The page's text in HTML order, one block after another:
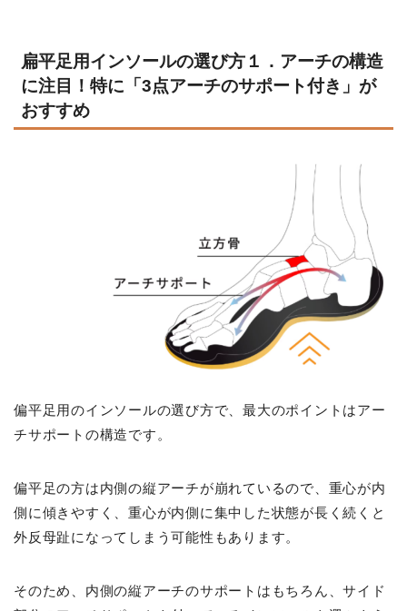
扁平足用インソールの選び方１．アーチの構造
に注目！特に「3点アーチのサポート付き」が
おすすめ
偏平足用のインソールの選び方で、最大のポイントはアー
チサポートの構造です。
偏平足の方は内側の縦アーチが崩れているので、重心が内
側に傾きやすく、重心が内側に集中した状態が長く続くと
外反母趾になってしまう可能性もあります。
そのため、内側の縦アーチのサポートはもちろん、サイド